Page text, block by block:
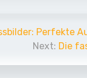
Perfekte
Next: Die